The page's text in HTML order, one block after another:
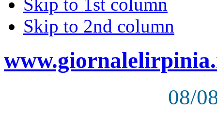
Skip to 2nd column
08/